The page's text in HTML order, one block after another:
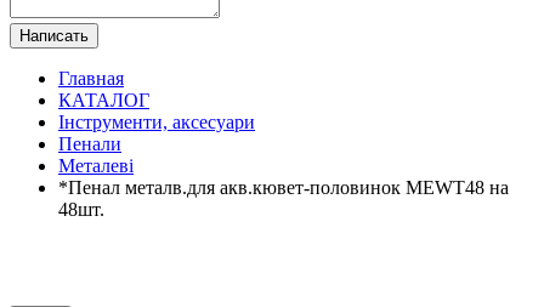
Написать
Главная
КАТАЛОГ
Інструменти, аксесуари
Пенали
Металеві
*Пенал металв.для акв.кювет-половинок MEWT48 на
48шт.